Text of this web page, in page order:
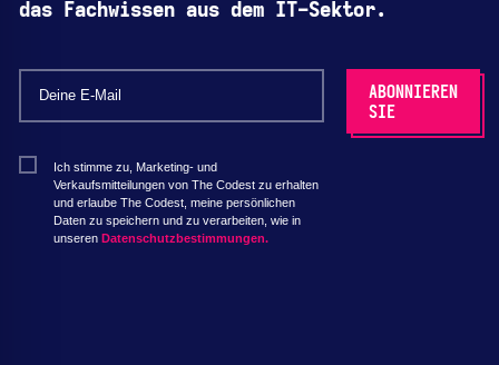
das Fachwissen aus dem IT-Sektor.
Ich stimme zu, Marketing- und
Verkaufsmitteilungen von The Codest zu erhalten
und erlaube The Codest, meine persönlichen
Daten zu speichern und zu verarbeiten, wie in
unseren Datenschutzbestimmungen.